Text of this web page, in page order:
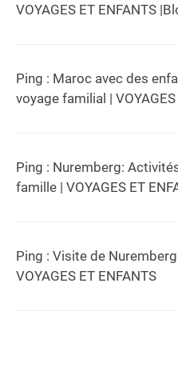
VOYAGES ET ENFANTS
Ping : Maroc avec des
voyage familial | VOYAGES
Ping : Nuremberg:
famille | VOYAGES ET
Ping : Visite de
VOYAGES ET ENFANTS